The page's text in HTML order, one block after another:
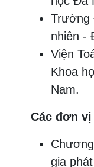
Trường
nhiên -
Viện
Khoa
Nam.
Các đơn
gia